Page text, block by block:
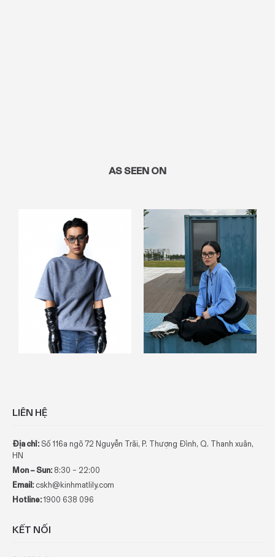
AS SEEN ON
Previous
LIÊN HỆ
Địa chỉ: Số 116a ngõ 72 Nguyễn Trãi, P. Thượng Đình, Q. Thanh xuân,
HN
Mon – Sun: 8:30 – 22:00
Email: cskh@kinhmatlily.com
Hotline:1900 638 096
KẾT NỐI